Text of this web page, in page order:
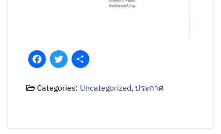
FacebookTwitter
Categories: Uncategorized,ประกาศ